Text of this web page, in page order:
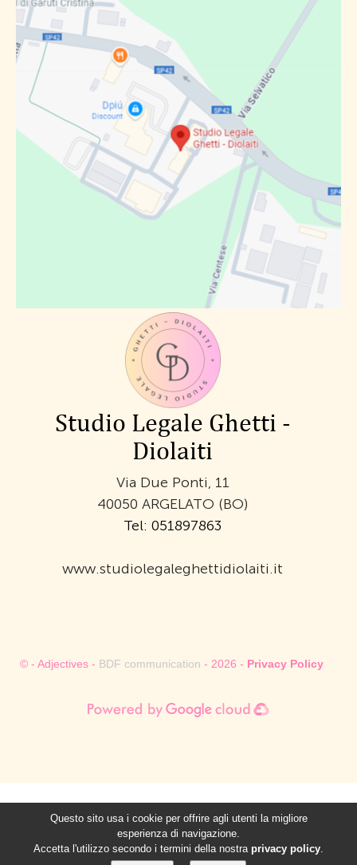
Studio Legale Ghetti -
Diolaiti
Via Due Ponti, 11
40050 ARGELATO (BO)
Tel: 051897863
www.studiolegaleghettidiolaiti.it
© - Adjectives - BDF communication - 2026 - Privacy Policy
Questo sito usa i cookie per offrire agli utenti la migliore
esperienza di navigazione.
Accetta l'utilizzo secondo i termini della nostra privacy policy.